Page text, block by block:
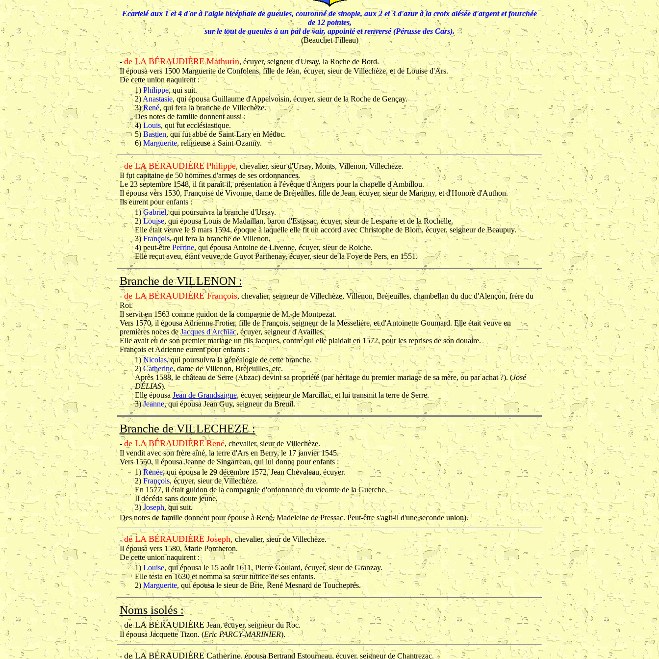
Ecartelé aux 1 et 4 d'or à l'aigle bicéphale de gueules, couronné de sinople, aux 2 et 3 d'azur à la croix alésée d'argent et fourchée
de 12 pointes,
sur le toutde gueules à un pal de vair, appointé et renversé (Pérusse des Cars).
(Beauchet-Filleau)
-de LA BÉRAUDIÈRE Mathurin, écuyer, seigneur d'Ursay, la Roche de Bord.
Il épousa vers 1500 Marguerite de Confolens, fille de Jean, écuyer, sieur de Villechèze, et de Louise d'Ars.
De cette union naquirent :
1)Philippe, qui suit.
2) Anastasie, qui épousa Guillaume d'Appelvoisin, écuyer, sieur de la Roche de Gençay.
3)René, qui fera la branche de Villechèze.
Des notes de famille donnent aussi :
4) Louis, qui fut ecclésiastique.
5) Bastien, qui fut abbé de Saint-Lary en Médoc.
6) Marguerite, religieuse à Saint-Ozanny.
-de LA BÉRAUDIÈRE Philippe, chevalier, sieur d'Ursay, Monts, Villenon, Villechèze.
Il fut capitaine de 50 hommes d'armes de ses ordonnances.
Le 23 septembre 1548, il fit paraît-il, présentation à l'évêque d'Angers pour la chapelle d'Ambillou.
Il épousa vers 1530, Françoise de Vivonne, dame de Bréjeulles, fille de Jean, écuyer, sieur de Marigny, et d'Honoré d'Authon.
Ils eurent pour enfants :
1)Gabriel, qui poursuivra la branche d'Ursay.
2)Louise, qui épousa Louis de Madaillan, baron d'Estissac, écuyer, sieur de Lesparre et de la Rochelle.
Elle était veuve le 9 mars 1594, époque à laquelle elle fit un accord avec Christophe de Blom, écuyer, seigneur de Beaupuy.
3)François, qui fera la branche de Villenon.
4) peut-être Perrine, qui épousa Antoine de Livenne, écuyer, sieur de Roiche.
Elle reçut aveu, étant veuve, de Guyot Parthenay, écuyer, sieur de la Foye de Pers, en 1551.
Branche de VILLENON :
-de LA BÉRAUDIÈRE François, chevalier, seigneur de Villechèze, Villenon, Bréjeuilles, chambellan du duc d'Alençon, frère du
Roi.
Il servit en 1563 comme guidon de la compagnie de M. de Montpezat.
Vers 1570, il épousa Adrienne Frotier, fille de François, seigneur de la Messelière, et d'Antoinette Goumard. Elle était veuve en
premières noces deJacques d'Archiac, écuyer, seigneur d'Availles.
Elle avait eu de son premier mariage un fils Jacques, contre qui elle plaidait en 1572, pour les reprises de son douaire.
François et Adrienne eurent pour enfants :
1)Nicolas, qui poursuivra la généalogie de cette branche.
2)Catherine, dame de Villenon, Bréjeuilles, etc.
Après 1588, le château de Serre (Abzac) devint sa propriété (par héritage du premier mariage de sa mère, ou par achat ?). (José
DÉLIAS).
Elle épousa Jean de Grandsaigne, écuyer, seigneur de Marcillac, et lui transmit la terre de Serre.
3)Jeanne, qui épousa Jean Guy, seigneur du Breuil.
Branche de VILLECHEZE :
- de LA BÉRAUDIÈRE René, chevalier, sieur de Villechèze.
Il vendit avec son frère aîné, la terre d'Ars en Berry, le 17 janvier 1545.
Vers 1550, il épousa Jeanne de Singarreau, qui lui donna pour enfants :
1)Renée, qui épousa le 29 décembre 1572, Jean Chevaleau, écuyer.
2) François, écuyer, sieur de Villechèze.
En 1577, il était guidon de la compagnie d'ordonnance du vicomte de la Guerche.
Il décéda sans doute jeune.
3)Joseph, qui suit.
Des notes de famille donnent pour épouse à René, Madeleine de Pressac. Peut-être s'agit-il d'une seconde union).
-de LA BÉRAUDIÈRE Joseph, chevalier, sieur de Villechèze.
Il épousa vers 1580, Marie Porcheron.
De cette union naquirent :
1) Louise, qui épousa le 15 août 1611, Pierre Goulard, écuyer, sieur de Granzay.
Elle testa en 1630 et nomma sa sœur tutrice de ses enfants.
2) Marguerite, qui épousa le sieur de Brie, René Mesnard de Toucheprés.
Noms isolés :
-de LA BÉRAUDIÈRE Jean, écuyer, seigneur du Roc.
Il épousa Jacquette Tizon. (Eric PARCY-MARINIER).
-de LA BÉRAUDIÈRE Catherine, épousa Bertrand Estourneau, écuyer, seigneur de Chantrezac.